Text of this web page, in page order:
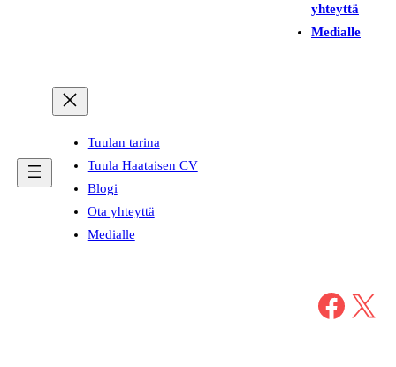
yhteyttä
Medialle
Tuulan tarina
Tuula Haataisen CV
Blogi
Ota yhteyttä
Medialle
Facebook X